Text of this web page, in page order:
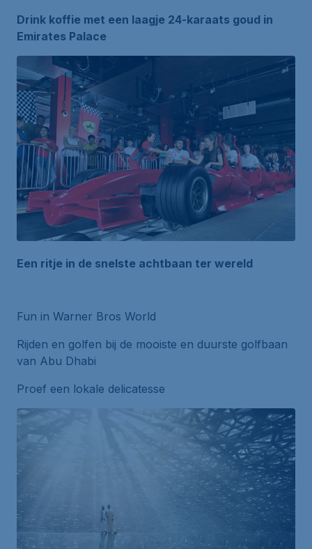
Drink koffie met een laagje 24-karaats goud in
Emirates Palace
Een ritje in de snelste achtbaan ter wereld
Fun in Warner Bros World
Rijden en golfen bij de mooiste en duurste golfbaan
van Abu Dhabi
Proef een lokale delicatesse